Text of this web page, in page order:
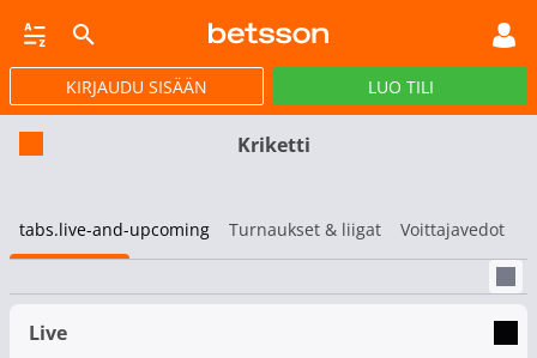
LIVEVETO HEVOSURHEILU POKERI VIRTUAALIURHEILU
KIRJAUDU SISÄÄN LUO TILI
Kriketti
tabs.live-and-upcoming Turnaukset & liigat Voittajavedot
Live